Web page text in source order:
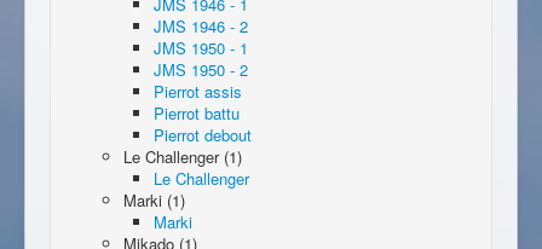
JMS 1946 - 2
JMS 1950 - 1
JMS 1950 - 2
Pierrot assis
Pierrot battu
Pierrot debout
Le Challenger (1)
Le Challenger
Marki (1)
Marki
Mikado (1)